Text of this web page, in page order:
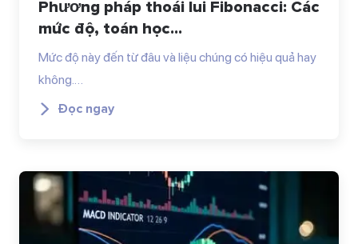
Phương pháp thoái lui Fibonacci: Các
mức độ, toán học...
Mức độ này đến từ đâu và liệu chúng có hiệu quả hay
không.…
Đọc ngay